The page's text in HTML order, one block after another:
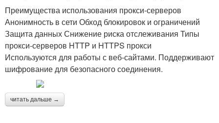
Преимущества использования прокси-серверов
Анонимность в сети Обход блокировок и ограничений
Защита данных Снижение риска отслеживания Типы
прокси-серверов HTTP и HTTPS прокси
Используются для работы с веб-сайтами. Поддерживают
шифрование для безопасного соединения.
читать дальше →